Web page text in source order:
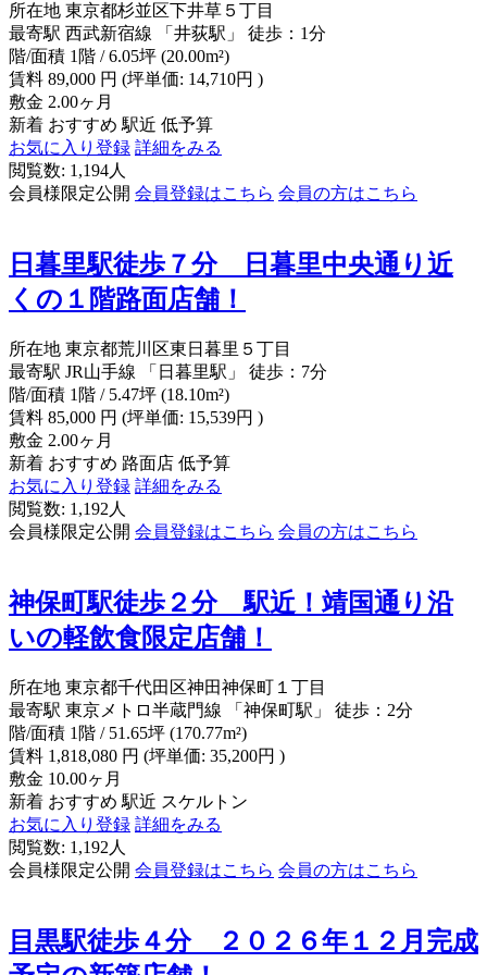
所在地 東京都杉並区下井草５丁目
最寄駅 西武新宿線 「井荻駅」 徒歩：1分
階/面積 1階 / 6.05坪 (20.00m²)
賃料 89,000 円 (坪単価: 14,710円 )
敷金 2.00ヶ月
新着 おすすめ 駅近 低予算
お気に入り登録 詳細をみる
閲覧数: 1,194人
会員様限定公開 会員登録はこちら 会員の方はこちら
日暮里駅徒歩７分 日暮里中央通り近
くの１階路面店舗！
所在地 東京都荒川区東日暮里５丁目
最寄駅 JR山手線 「日暮里駅」 徒歩：7分
階/面積 1階 / 5.47坪 (18.10m²)
賃料 85,000 円 (坪単価: 15,539円 )
敷金 2.00ヶ月
新着 おすすめ 路面店 低予算
お気に入り登録 詳細をみる
閲覧数: 1,192人
会員様限定公開 会員登録はこちら 会員の方はこちら
神保町駅徒歩２分 駅近！靖国通り沿
いの軽飲食限定店舗！
所在地 東京都千代田区神田神保町１丁目
最寄駅 東京メトロ半蔵門線 「神保町駅」 徒歩：2分
階/面積 1階 / 51.65坪 (170.77m²)
賃料 1,818,080 円 (坪単価: 35,200円 )
敷金 10.00ヶ月
新着 おすすめ 駅近 スケルトン
お気に入り登録 詳細をみる
閲覧数: 1,192人
会員様限定公開 会員登録はこちら 会員の方はこちら
目黒駅徒歩４分 ２０２６年１２月完成